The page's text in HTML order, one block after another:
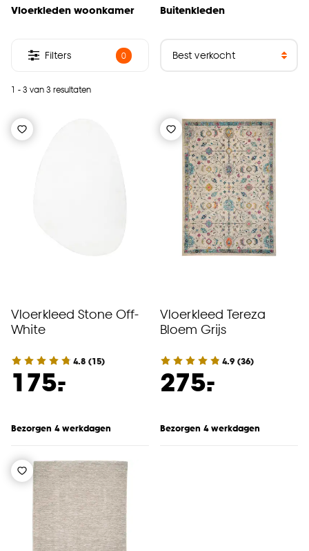
Vloerkleden woonkamer Buitenkleden
1 - 3 van 3 resultaten
Filters 0
Vloerkleed Stone Off-
White
4.8 (15)
175.
-
Bezorgen 4 werkdagen
Vloerkleed Tereza
Bloem Grijs
4.9 (36)
275.
-
Bezorgen 4 werkdagen